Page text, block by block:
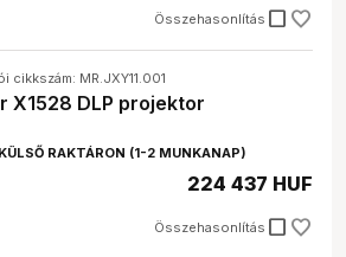
Összehasonlítás check_box_outline_blank
cikkszám: MR.JXY11.001
X1528 DLP projektor
KÜLSŐ RAKTÁRON (1-2 MUNKANAP)
Összehasonlítás check_box_outline_blank
224 437 HUF